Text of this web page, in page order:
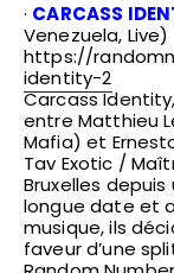
· CARCASS
Venezuela, Live)
https://
identity-2
Carcass
entre Matthieu
Mafia) et
Tav Exotic /
Bruxelles depuis
longue date et
musique, ils
faveur d’une